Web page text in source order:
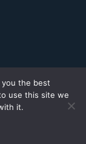
the best
use this site we
it.